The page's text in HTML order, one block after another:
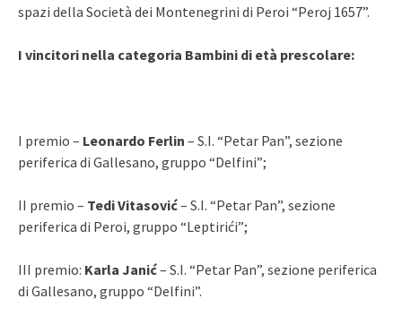
spazi della Società dei Montenegrini di Peroi “Peroj 1657”.
I vincitori nella categoria Bambini di età prescolare:
I premio – Leonardo Ferlin – S.I. “Petar Pan”, sezione
periferica di Gallesano, gruppo “Delfini”;
II premio – Tedi Vitasović– S.I. “Petar Pan”, sezione
periferica di Peroi, gruppo “Leptirići”;
III premio: Karla Janić– S.I. “Petar Pan”, sezione periferica
di Gallesano, gruppo “Delfini”.